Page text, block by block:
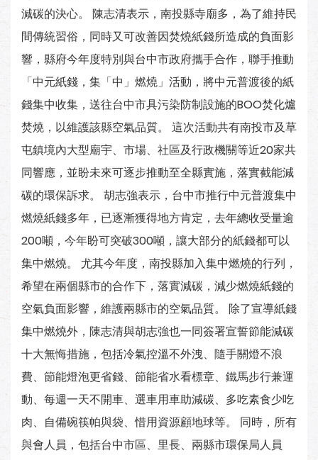
減碳的決心。 陳志清表示，南投縣寺廟多，為了維持民
間傳統習俗，同時又可改善因焚燒紙錢所造成的負面影
響，縣府今年度特別與台中市政府攜手合作，聯手推動
「中元紙錢，集「中」燃燒」活動，將中元普渡後的紙
錢集中收集，送往台中市具污染防制設施的BOO焚化爐
焚燒，以維護該縣空氣品質。 這次活動共有南投市及草
屯鎮境內大型廟宇、市場、社區及行政機關等近20家共
同響應，並盼未來可逐步推動至全縣實施，落實截能減
碳的環保訴求。 胡志強表示，台中市推行中元普渡集中
燃燒紙錢多年，已逐漸獲得地方肯定，去年總收受量逾
200噸，今年盼可突破300噸，讓大部分的紙錢都可以
集中燃燒。 尤其今年度，南投縣加入集中燃燒的行列，
希望在兩個縣市的合作下，落實減碳，減少燃燒紙錢的
空氣負面影響，維護兩縣市的空氣品質。 除了宣導紙錢
集中燃燒外，陳志清與胡志強也一同簽署宣誓節能減碳
十大無悔措施，包括冷氣控溫不外洩、隨手關燈不浪
費、節能燈泡更省錢、節能省水看標章、鐵馬步行兼運
動、每週一天不開車、選車用車助減碳、多吃素食少吃
肉、自備碗筷帕與袋、惜用資源顧地球等。 同時，所有
與會人員，包括台中市區、里長、兩縣市環保局人員